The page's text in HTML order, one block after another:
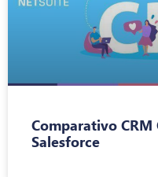
Comparativo
Salesforce